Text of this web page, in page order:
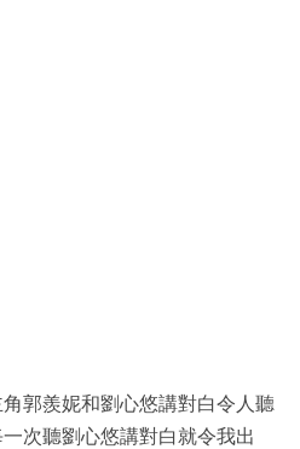
郭羨妮和劉心悠講對白令人聽
次聽劉心悠講對白就令我出